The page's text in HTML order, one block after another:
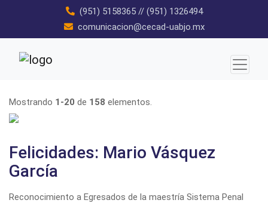
content
(951) 5158365// (951) 1326494
comunicacion@cecad-uabjo.mx
Mostrando 1-20 de 158 elementos.
Felicidades: Mario Vásquez
García
Reconocimiento a Egresados de la maestría Sistema Penal